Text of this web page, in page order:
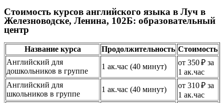
Стоимость курсов английского языка в Луч в
Железноводске, Ленина, 102Б: образовательный
центр
Название курса Продолжительность Стоимость
Английский для
дошкольников в группе
1 ак.час (40 минут)
от 350 ₽ за
1 ак.час
Английский для
школьников в группе
1 ак.час (40 минут)
от 310 ₽ за
1 ак.час